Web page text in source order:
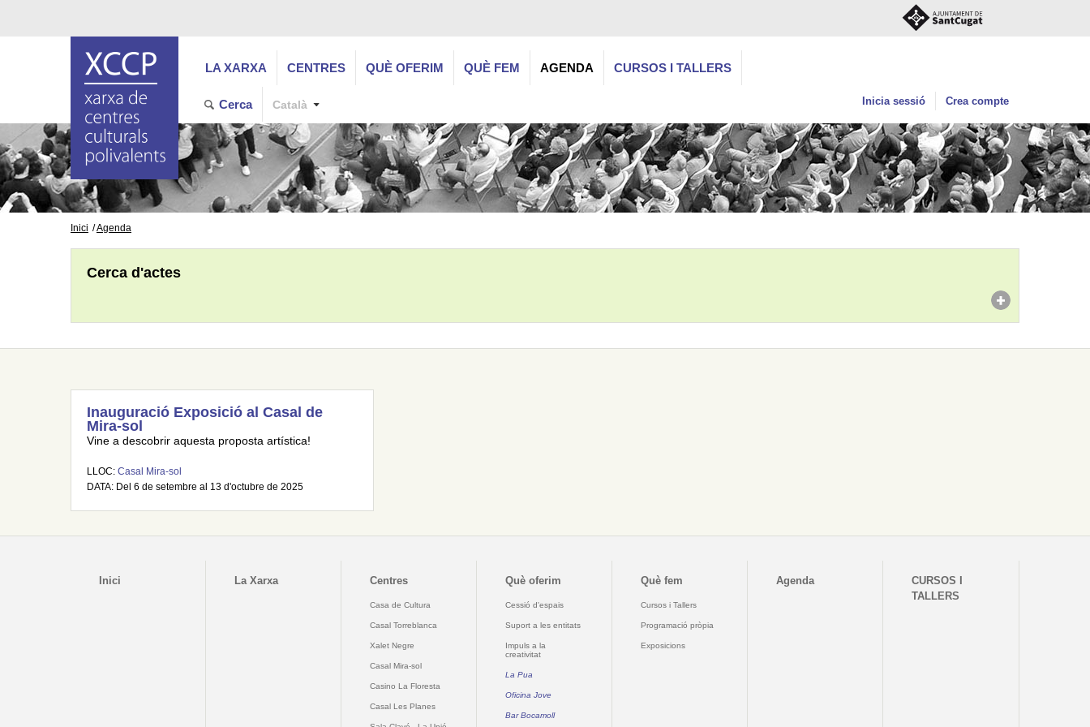
LA XARXA CENTRES QUÈ OFERIM QUÈ FEM AGENDA CURSOS I TALLERS
Cerca Català Inicia sessió Crea compte
Inici Agenda
Cerca d'actes
Inauguració Exposició al Casal de
Mira-sol
Vine a descobrir aquesta proposta artística!
LLOC: Casal Mira-sol
DATA: Del 6 de setembre al 13 d'octubre de 2025
Inici La Xarxa Centres
Casa de Cultura
Casal Torreblanca
Xalet Negre
Casal Mira-sol
Casino La Floresta
Casal Les Planes
Què oferim
Cessió d'espais
Suport a les entitats
Impuls a la
creativitat
La Pua
Oficina Jove
Bar Bocamoll
Què fem
Cursos i Tallers
Programació pròpia
Exposicions
Agenda
CURSOS I
TALLERS